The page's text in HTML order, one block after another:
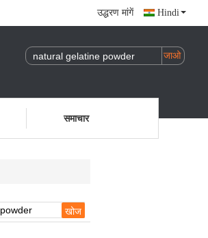
उद्धरण मांगें Hindi
समाचार